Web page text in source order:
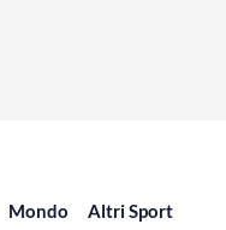
Mondo Altri Sport